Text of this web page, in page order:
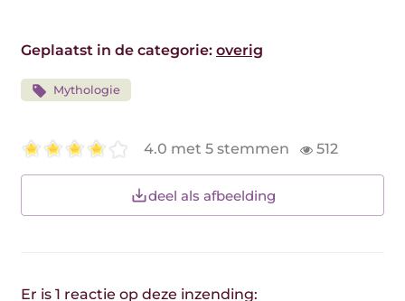
Geplaatst in de categorie: overig
Mythologie
4.0 met 5 stemmen 512
deel als afbeelding
Er is 1 reactie op deze inzending: